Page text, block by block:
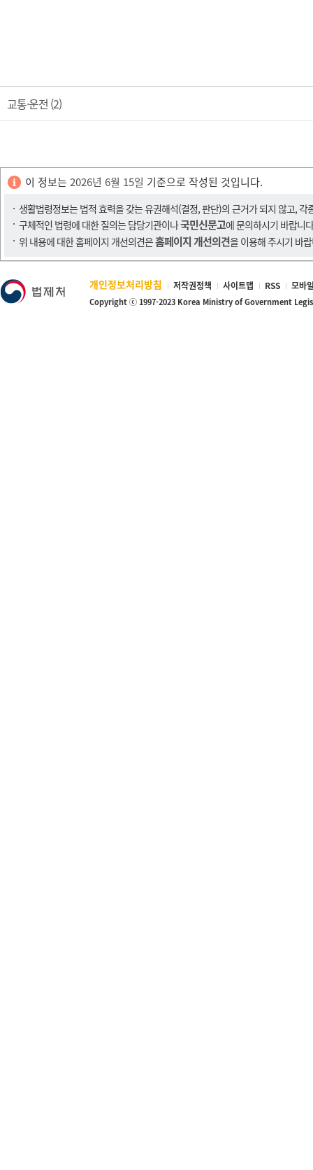
교통·운전 (2)
이 정보는 2026년 6월 15일 기준으로 작성된 것입니다.
생활법령정보는 법적 효력을 갖는 유권해석(결정, 판단)의 근거가 되지 않고,
구체적인 법령에 대한 질의는 담당기관이나국민신문고에 문의하시기 바랍니
위 내용에 대한 홈페이지 개선의견은홈페이지 개선의견을 이용해 주시기 바
개인정보처리방침 저작권정책 사이트맵 RSS 모바
Copyright ⓒ 1997-2023 Korea Ministry of Government